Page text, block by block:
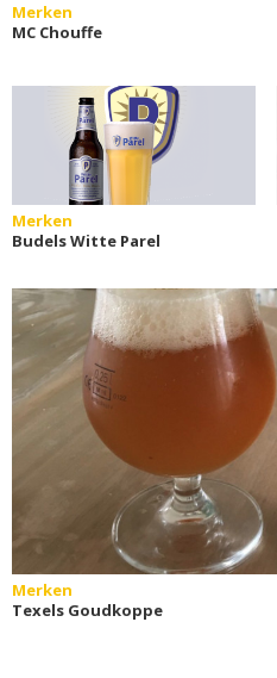
Merken
MC Chouffe
Merken
Budels Witte Parel
Merken
Texels Goudkoppe